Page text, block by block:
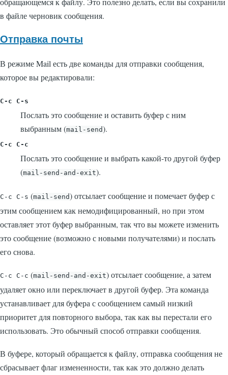
в файле черновик сообщения.
Отправка почты
В режиме Mail есть две команды для отправки сообщения,
которое вы редактировали:
C-c C-s
Послать это сообщение и оставить буфер с ним
выбранным (mail-send).
C-c C-c
Послать это сообщение и выбрать какой-то другой буфер
(mail-send-and-exit).
C-c C-s (mail-send) отсылает сообщение и помечает буфер с
этим сообщением как немодифицированный, но при этом
оставляет этот буфер выбранным, так что вы можете изменить
это сообщение (возможно с новыми получателями) и послать
его снова.
C-c C-c (mail-send-and-exit) отсылает сообщение, а затем
удаляет окно или переключает в другой буфер. Эта команда
устанавливает для буфера с сообщением самый низкий
приоритет для повторного выбора, так как вы перестали его
использовать. Это обычный способ отправки сообщения.
В буфере, который обращается к файлу, отправка сообщения не
сбрасывает флаг измененности, так как это должно делать